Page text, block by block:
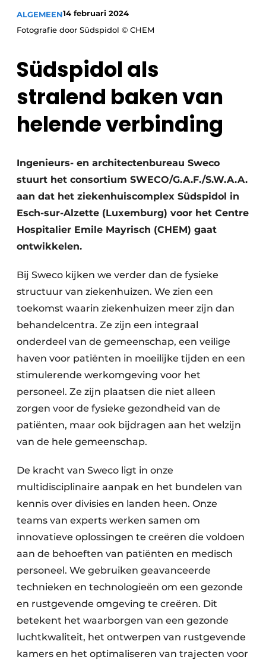
Vacature aanmelden
Vacatures
Aanmelden
Bedrijven
Bedrijven
Contact
Akoestiek
Brandveiligheid
Dak & Gevel
Houtbouw
HVAC
Interieurarchitectuur
Keukens
Renovatie
Software
Veiligheid & Opleiding
Zonwering
ALGEMEEN14 februari 2024
Fotografie door Südspidol © CHEM
Südspidol als
stralend baken van
helende verbinding
Ingenieurs- en architectenbureau Sweco
stuurt het consortium SWECO/G.A.F./S.W.A.A.
aan dat het ziekenhuiscomplex Südspidol in
Esch-sur-Alzette (Luxemburg) voor het Centre
Hospitalier Emile Mayrisch (CHEM) gaat
ontwikkelen.
Bij Sweco kijken we verder dan de fysieke
structuur van ziekenhuizen. We zien een
toekomst waarin ziekenhuizen meer zijn dan
behandelcentra. Ze zijn een integraal
onderdeel van de gemeenschap, een veilige
haven voor patiënten in moeilijke tijden en een
stimulerende werkomgeving voor het
personeel. Ze zijn plaatsen die niet alleen
zorgen voor de fysieke gezondheid van de
patiënten, maar ook bijdragen aan het welzijn
van de hele gemeenschap.
De kracht van Sweco ligt in onze
multidisciplinaire aanpak en het bundelen van
kennis over divisies en landen heen. Onze
teams van experts werken samen om
innovatieve oplossingen te creëren die voldoen
aan de behoeften van patiënten en medisch
personeel. We gebruiken geavanceerde
technieken en technologieën om een gezonde
en rustgevende omgeving te creëren. Dit
betekent het waarborgen van een gezonde
luchtkwaliteit, het ontwerpen van rustgevende
kamers en het optimaliseren van trajecten voor